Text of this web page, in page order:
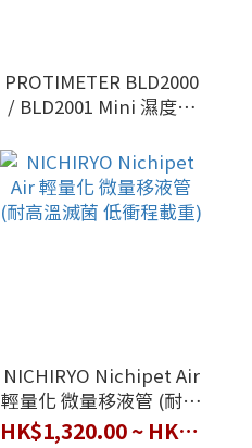
PROTIMETER BLD2000
/ BLD2001 Mini 濕度計
NICHIRYO Nichipet Air
輕量化 微量移液管 (耐高
溫滅菌 低衝程載重)HK$1,320.00 ~ HK$1,490.00